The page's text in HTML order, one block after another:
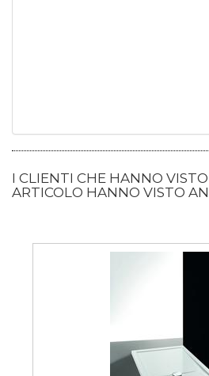
I CLIENTI CHE HANNO
ARTICOLO HANNO VISTO